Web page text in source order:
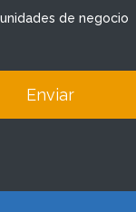
de negocio
Enviar